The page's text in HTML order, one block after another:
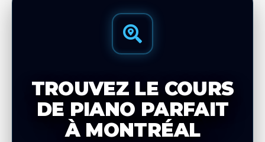
TROUVEZ LE COURS
DE PIANO PARFAIT
À MONTRÉAL